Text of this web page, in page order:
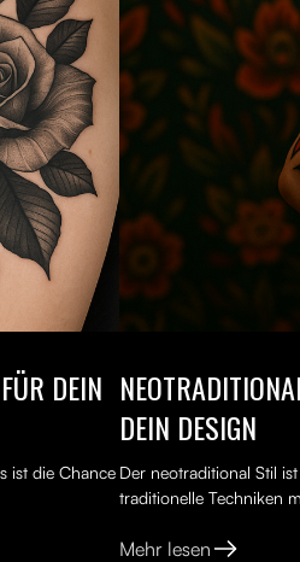
DEIN
ist die Chance
DEIN DESIGN
Der neotraditional Stil
traditionelle Techniken
Mehr lesen